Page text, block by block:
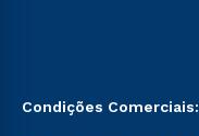
Condições Comerciais: